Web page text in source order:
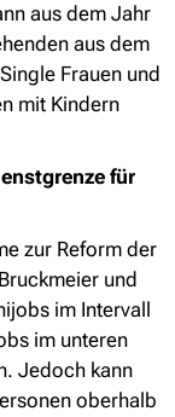
aus dem Jahr
aus dem
Frauen und
mit Kindern
für
zur Reform der
und
im Intervall
im unteren
Jedoch kann
oberhalb